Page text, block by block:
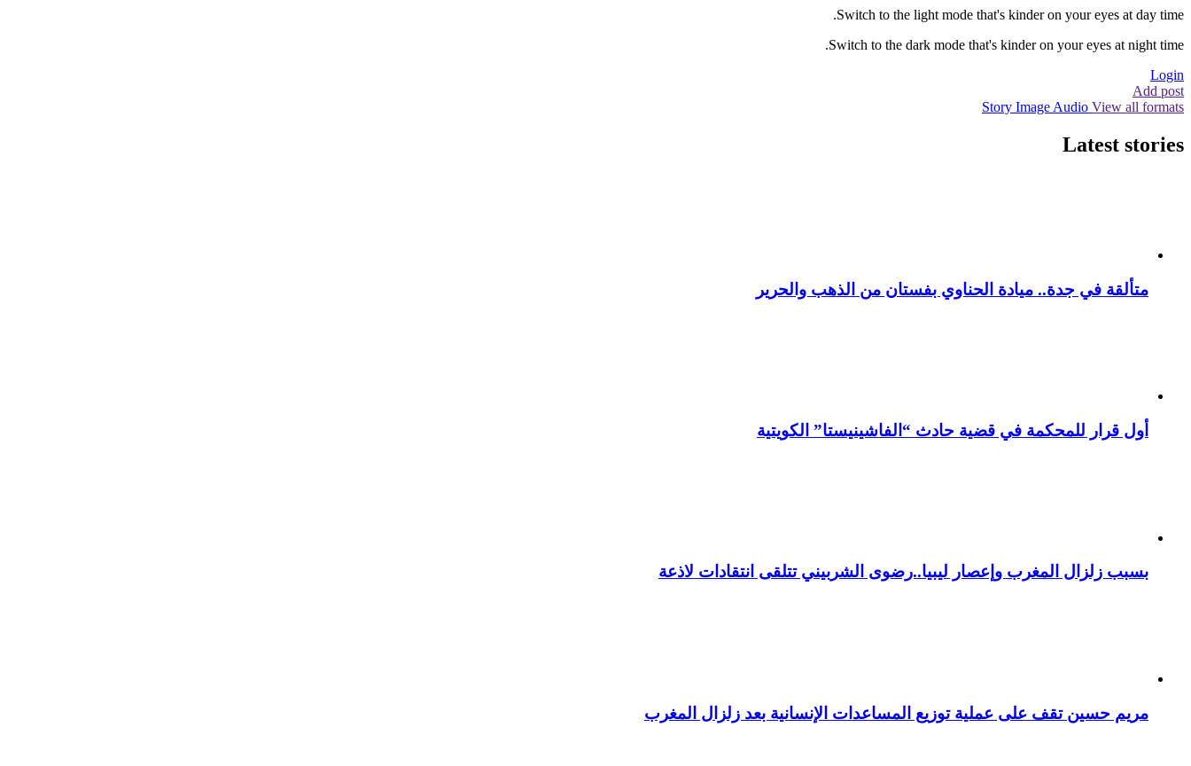
Switch to the light mode that's kinder on your eyes at day time.
Switch to the dark mode that's kinder on your eyes at night time.
Login
Add post
Story Image Audio View all formats
Latest stories
متألقة في جدة.. ميادة الحناوي بفستان من الذهب والحرير
أول قرار للمحكمة في قضية حادث “الفاشينيستا” الكويتية
بسبب زلزال المغرب وإعصار ليبيا..رضوى الشربيني تتلقى انتقادات لاذعة
مريم حسين تقف على عملية توزيع المساعدات الإنسانية بعد زلزال المغرب